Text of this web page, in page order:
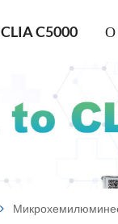
CLIA C5000 О